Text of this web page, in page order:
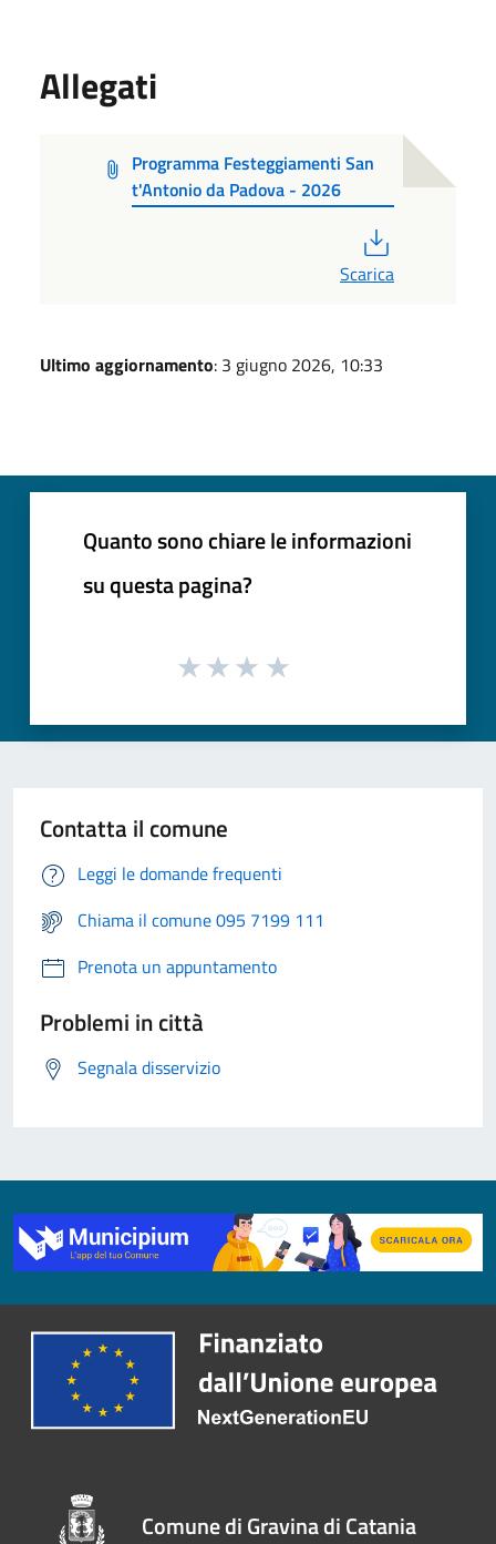
Allegati
Programma Festeggiamenti San
t'Antonio da Padova - 2026
Scarica
Ultimo aggiornamento: 3 giugno 2026, 10:33
Quanto sono chiare le informazioni
su questa pagina?
Contatta il comune
Leggi le domande frequenti
Chiama il comune 095 7199 111
Prenota un appuntamento
Problemi in città
Segnala disservizio
Comune di Gravina di Catania